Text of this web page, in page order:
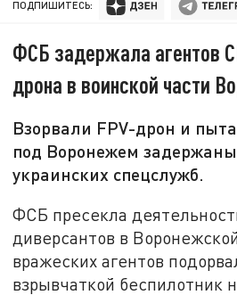
ПОДПИШИТЕСЬ:
ФСБ задержала агентов
дрона в воинской части
Взорвали FPV-дрон и
под Воронежем
украинских спецслужб.
ФСБ пресекла
диверсантов в
вражеских агентов
взрывчаткой беспилотник